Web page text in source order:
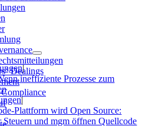
Dealings
|
ineffiziente Prozesse zum
|
Plattform wird Open Source:
Steuern und mgm öffnen Quellcode